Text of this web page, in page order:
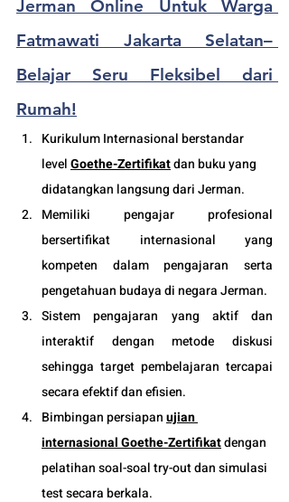
Jerman Online Untuk Warga
Fatmawati Jakarta Selatan–
Belajar Seru Fleksibel dari
Rumah!
Kurikulum Internasional berstandar
level Goethe-Zertifikat dan buku yang
didatangkan langsung dari Jerman.
Memiliki pengajar profesional
bersertifikat internasional yang
kompeten dalam pengajaran serta
pengetahuan budaya di negara Jerman.
Sistem pengajaran yang aktif dan
interaktif dengan metode diskusi
sehingga target pembelajaran tercapai
secara efektif dan efisien.
Bimbingan persiapan ujian
internasional Goethe-Zertifikat dengan
pelatihan soal-soal try-out dan simulasi
test secara berkala.